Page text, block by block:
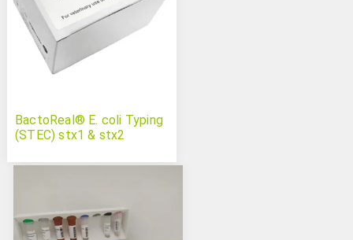
BactoReal® E. coli Typing
(STEC) stx1 & stx2